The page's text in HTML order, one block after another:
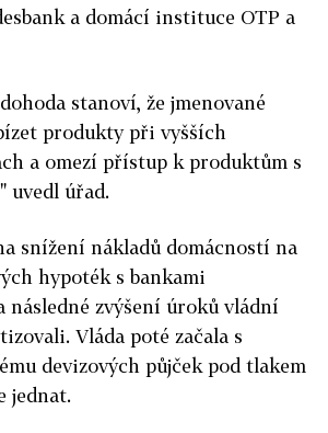
a domácí instituce OTP a
stanoví, že jmenované
produkty při vyšších
a omezí přístup k produktům s
uvedl úřad.
snížení nákladů domácností na
hypoték s bankami
následné zvýšení úroků vládní
Vláda poté začala s
devizových půjček pod tlakem
jednat.